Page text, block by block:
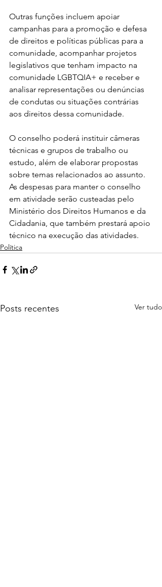
Outras funções incluem apoiar
campanhas para a promoção e defesa
de direitos e políticas públicas para a
comunidade, acompanhar projetos
legislativos que tenham impacto na
comunidade LGBTQIA+ e receber e
analisar representações ou denúncias
de condutas ou situações contrárias
aos direitos dessa comunidade.
O conselho poderá instituir câmeras
técnicas e grupos de trabalho ou
estudo, além de elaborar propostas
sobre temas relacionados ao assunto.
As despesas para manter o conselho
em atividade serão custeadas pelo
Ministério dos Direitos Humanos e da
Cidadania, que também prestará apoio
técnico na execução das atividades.
Política
Posts recentes Ver tudo